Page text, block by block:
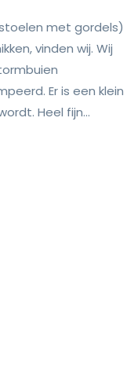
met gordels)
vinden wij. Wij
Er is een klein
Heel fijn...